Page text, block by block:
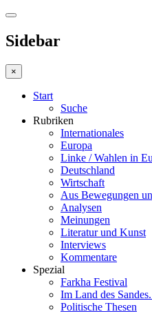
Sidebar
×
Start
Suche
Rubriken
Internationales
Europa
Linke / Wahlen in
Deutschland
Wirtschaft
Aus Bewegungen
Analysen
Meinungen
Literatur und Kunst
Interviews
Kommentare
Spezial
Farkha Festival
Im Land des
Politische Thesen